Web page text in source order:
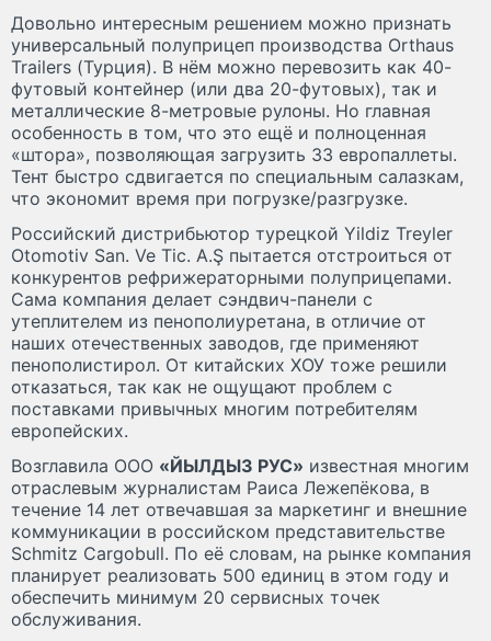
Довольно интересным решением можно признать
универсальный полуприцеп производства Orthaus
Trailers (Турция). В нём можно перевозить как 40-
футовый контейнер (или два 20-футовых), так и
металлические 8-метровые рулоны. Но главная
особенность в том, что это ещё и полноценная
«штора», позволяющая загрузить 33 европаллеты.
Тент быстро сдвигается по специальным салазкам,
что экономит время при погрузке/разгрузке.
Российский дистрибьютор турецкой Yildiz Treyler
Otomotiv San. Ve Tic. A.Ş пытается отстроиться от
конкурентов рефрижераторными полуприцепами.
Сама компания делает сэндвич-панели с
утеплителем из пенополиуретана, в отличие от
наших отечественных заводов, где применяют
пенополистирол. От китайских ХОУ тоже решили
отказаться, так как не ощущают проблем с
поставками привычных многим потребителям
европейских.
Возглавила ООО «ЙЫЛДЫЗ РУС» известная многим
отраслевым журналистам Раиса Лежепёкова, в
течение 14 лет отвечавшая за маркетинг и внешние
коммуникации в российском представительстве
Schmitz Cargobull. По её словам, на рынке компания
планирует реализовать 500 единиц в этом году и
обеспечить минимум 20 сервисных точек
обслуживания.